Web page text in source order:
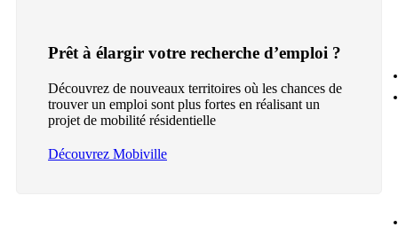
Prêt à élargir votre recherche d’emploi ?
Découvrez de nouveaux territoires où les chances de
trouver un emploi sont plus fortes en réalisant un
projet de mobilité résidentielle
Découvrez Mobiville